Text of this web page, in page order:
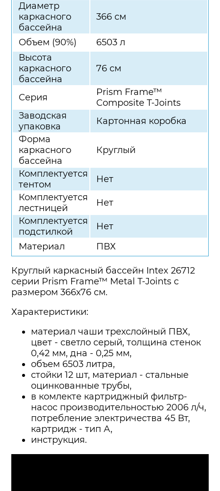
Диаметр
каркасного
бассейна
366 см
Объем (90%)
6503 л
Высота
каркасного
бассейна
76 см
Серия
Prism Frame™
Composite T-Joints
Заводская
упаковка
Картонная коробка
Форма
каркасного
бассейна
Круглый
Комплектуется
тентом
Нет
Комплектуется
лестницей
Нет
Комплектуется
подстилкой
Нет
Материал
ПВХ
Круглый каркасный бассейн Intex 26712
серии Prism Frame™ Metal T-Joints с
размером 366х76 см.
Характеристики:
материал чаши трехслойный ПВХ,
цвет - светло серый, толщина стенок
0,42 мм, дна - 0,25 мм,
объем 6503 литра,
стойки 12 шт, материал - стальные
оцинкованные трубы,
в комлекте картриджный фильтр-
насос производительностью 2006 л/ч,
потребление электричества 45 Вт,
картридж - тип А,
инструкция.